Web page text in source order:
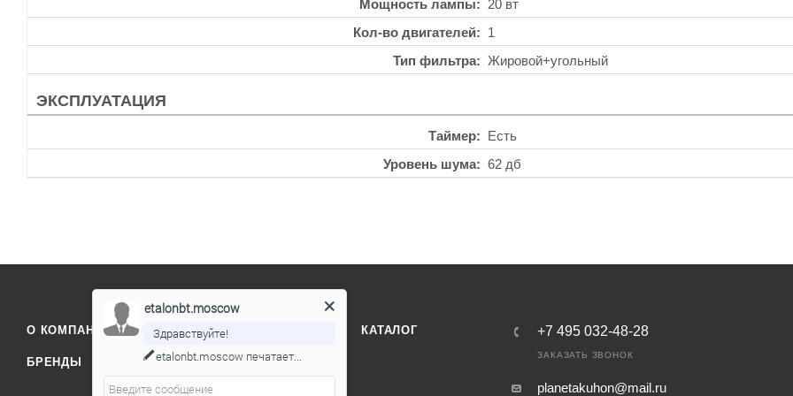
Мощность лампы
20 вт
Кол-во двигателей
1
Тип фильтра
Жировой+угольный
ЭКСПЛУАТАЦИЯ
Таймер
Есть
Уровень шума
62 дб
О КОМПАНИИ ОТЗЫВЫ КАТАЛОГ
БРЕНДЫ
+7 495 032-48-28
ЗАКАЗАТЬ ЗВОНОК
planetakuhon@mail.ru
etalonbt.moscow
Здравствуйте!
etalonbt.moscow печатает...